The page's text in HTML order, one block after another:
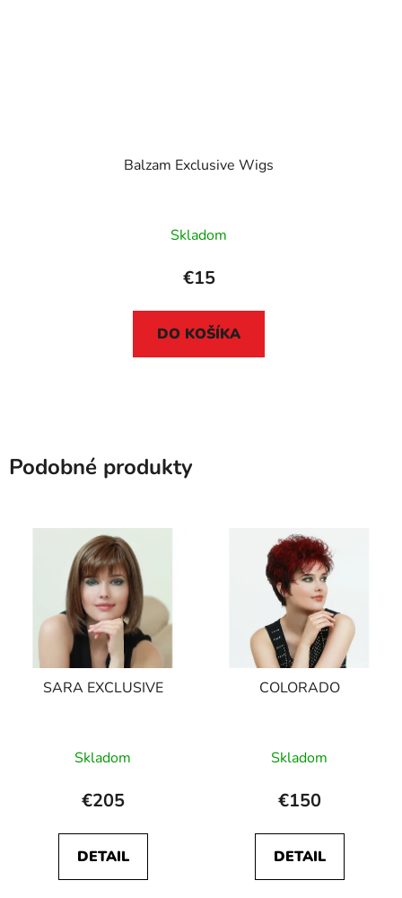
Balzam Exclusive Wigs
Skladom
€15
DO KOŠÍKA
Podobné produkty
SARA EXCLUSIVE
Skladom
€205
DETAIL
COLORADO
Skladom
€150
DETAIL